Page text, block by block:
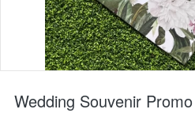
Wedding Souvenir